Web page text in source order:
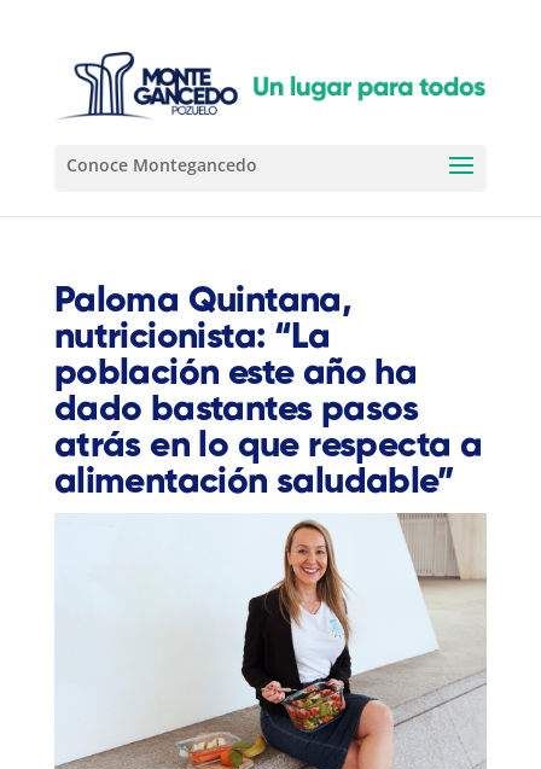
Paloma Quintana,
nutricionista: “La
población este año ha
dado bastantes pasos
atrás en lo que respecta a
alimentación saludable”